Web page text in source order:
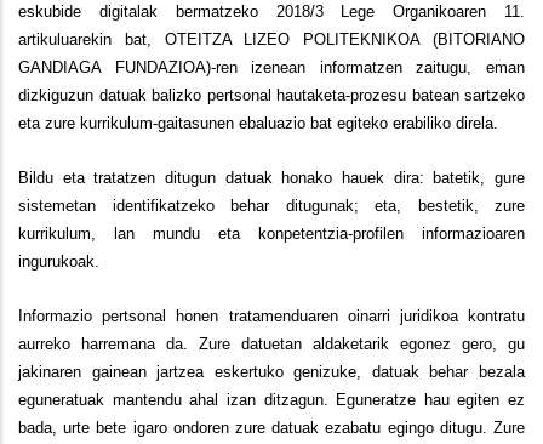
eskubide digitalak bermatzeko 2018/3 Lege Organikoaren 11.
artikuluarekin bat, OTEITZA LIZEO POLITEKNIKOA (BITORIANO
GANDIAGA FUNDAZIOA)-ren izenean informatzen zaitugu, eman
dizkiguzun datuak balizko pertsonal hautaketa-prozesu batean sartzeko
eta zure kurrikulum-gaitasunen ebaluazio bat egiteko erabiliko direla.
Bildu eta tratatzen ditugun datuak honako hauek dira: batetik, gure
sistemetan identifikatzeko behar ditugunak; eta, bestetik, zure
kurrikulum, lan mundu eta konpetentzia-profilen informazioaren
ingurukoak.
Informazio pertsonal honen tratamenduaren oinarri juridikoa kontratu
aurreko harremana da. Zure datuetan aldaketarik egonez gero, gu
jakinaren gainean jartzea eskertuko genizuke, datuak behar bezala
eguneratuak mantendu ahal izan ditzagun. Eguneratze hau egiten ez
bada, urte bete igaro ondoren zure datuak ezabatu egingo ditugu. Zure